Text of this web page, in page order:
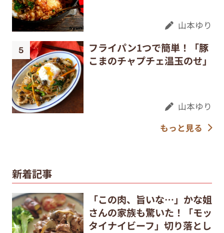
山本ゆり
フライパン1つで簡単！「豚
こまのチャプチェ温玉のせ」
山本ゆり
もっと見る
新着記事
「この肉、旨いな…」かな姐
さんの家族も驚いた！「モッ
タイナイビーフ」切り落とし